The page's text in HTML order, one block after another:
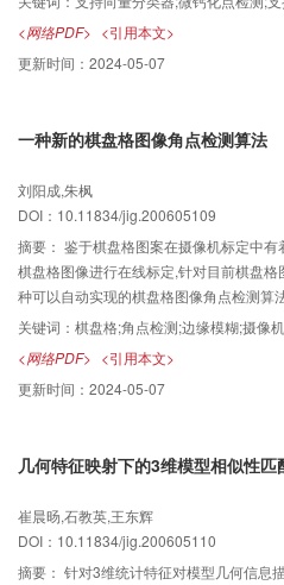
（SVDD）;接着利用钙化点的支持向量
最后利用SVC与SVDD两个分类器的结果
算法在不影响微钙化点的检出率的情况下,
<网络PDF> <引用本文>
更新时间： 2024-05-07
一种新的棋盘格图像角点检测算法
刘阳成,朱枫
DOI：10.11834/jig.200605109
摘要： 鉴于棋盘格图案在摄像机标定中
棋盘格图像进行在线标定,针对目前棋盘
种可以自动实现的棋盘格图像角点检测算
值对比明显的独特性质,设计了由对称算子
子--对称方差算子（symmetry and
妙、易于实现、计算量小,而且对棋盘格
和抗噪能力强的优点.实验结果表明,该算
关键词： 棋盘格;角点检测;边缘模糊;摄像
<网络PDF> <引用本文>
更新时间： 2024-05-07
几何特征映射下的3维模型相似性匹
崔晨旸,石教英,王东辉
DOI：10.11834/jig.200605110
摘要： 针对3维统计特征对模型几何信息